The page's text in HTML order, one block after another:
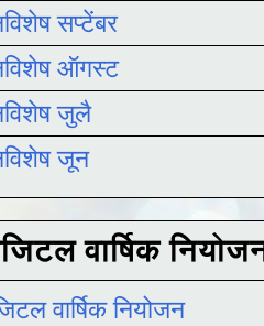
सप्टेंबर
ऑगस्ट
जुलै
जून
वार्षिक
वार्षिक नियोजन